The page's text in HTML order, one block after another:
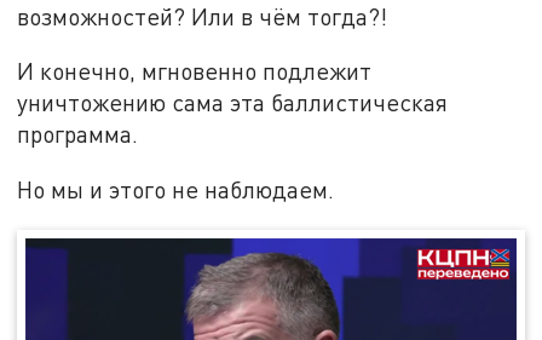
возможностей? Или в чём тогда?!
И конечно, мгновенно подлежит
уничтожению сама эта баллистическая
программа.
Но мы и этого не наблюдаем.